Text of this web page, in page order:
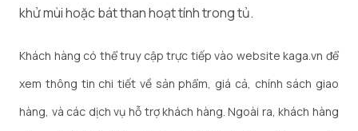
khử mùi hoặc bát than hoạt tính trong tủ.
Khách hàng có thể truy cập trực tiếp vào website kaga.vn để
xem thông tin chi tiết về sản phẩm, giá cả, chính sách giao
hàng, và các dịch vụ hỗ trợ khách hàng. Ngoài ra, khách hàng